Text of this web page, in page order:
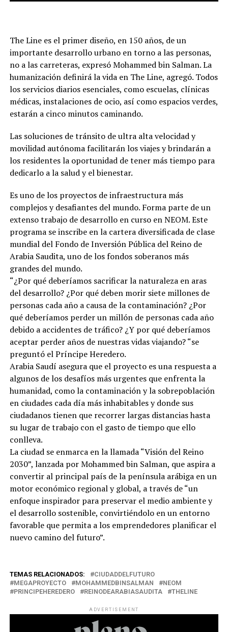
The Line es el primer diseño, en 150 años, de un
importante desarrollo urbano en torno a las personas,
no a las carreteras, expresó Mohammed bin Salman. La
humanización definirá la vida en The Line, agregó. Todos
los servicios diarios esenciales, como escuelas, clínicas
médicas, instalaciones de ocio, así como espacios verdes,
estarán a cinco minutos caminando.
Las soluciones de tránsito de ultra alta velocidad y
movilidad autónoma facilitarán los viajes y brindarán a
los residentes la oportunidad de tener más tiempo para
dedicarlo a la salud y el bienestar.
Es uno de los proyectos de infraestructura más
complejos y desafiantes del mundo. Forma parte de un
extenso trabajo de desarrollo en curso en NEOM. Este
programa se inscribe en la cartera diversificada de clase
mundial del Fondo de Inversión Pública del Reino de
Arabia Saudita, uno de los fondos soberanos más
grandes del mundo.
“¿Por qué deberíamos sacrificar la naturaleza en aras
del desarrollo? ¿Por qué deben morir siete millones de
personas cada año a causa de la contaminación? ¿Por
qué deberíamos perder un millón de personas cada año
debido a accidentes de tráfico? ¿Y por qué deberíamos
aceptar perder años de nuestras vidas viajando? “se
preguntó el Príncipe Heredero.
Arabia Saudí asegura que el proyecto es una respuesta a
algunos de los desafíos más urgentes que enfrenta la
humanidad, como la contaminación y la sobrepoblación
en ciudades cada día más inhabitables y donde sus
ciudadanos tienen que recorrer largas distancias hasta
su lugar de trabajo con el gasto de tiempo que ello
conlleva.
La ciudad se enmarca en la llamada “Visión del Reino
2030”, lanzada por Mohammed bin Salman, que aspira a
convertir al principal país de la península arábiga en un
motor económico regional y global, a través de “un
enfoque inspirador para preservar el medio ambiente y
el desarrollo sostenible, convirtiéndolo en un entorno
favorable que permita a los emprendedores planificar el
nuevo camino del futuro”.
TEMAS RELACIONADOS:
CIUDADDELFUTURO
MEGAPROYECTO
MOHAMMEDBINSALMAN
NEOM
PRINCIPEHEREDERO
REINODEARABIASAUDITA THELINE
ADVERTISEMENT